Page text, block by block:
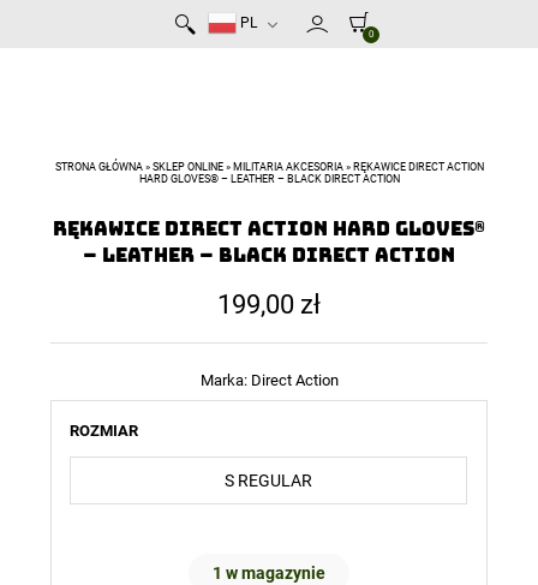
PL
0
STRONA GŁÓWNA» SKLEP ONLINE» MILITARIA AKCESORIA» RĘKAWICE DIRECT ACTION
HARD GLOVES® – LEATHER – BLACK DIRECT ACTION
Rękawice Direct Action Hard Gloves®
– Leather – Black Direct Action
199,00 zł
Marka: Direct Action
ROZMIAR
1 w magazynie